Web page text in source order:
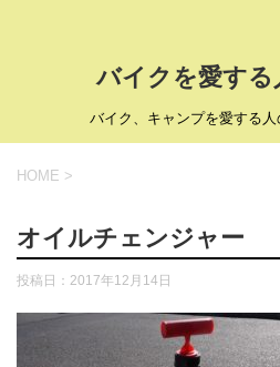
バイクを愛す
バイク、キャンプを愛する
HOME >
オイルチェンジャー
投稿日： 2017年12月14日